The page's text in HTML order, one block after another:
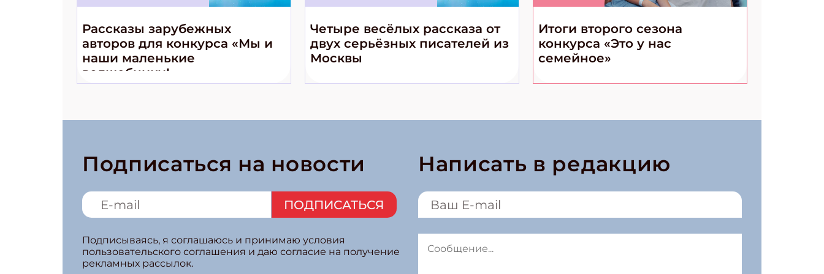
Рассказы зарубежных
авторов для конкурса «Мы и
наши маленькие
волшебники!»
Четыре весёлых рассказа от
двух серьёзных писателей из
Москвы
Итоги второго сезона
конкурса «Это у нас
семейное»
Подписаться на новости
ПОДПИСАТЬСЯ
Подписываясь, я соглашаюсь и принимаю условия
пользовательского соглашения и даю согласие на получение
рекламных рассылок.
Написать в редакцию